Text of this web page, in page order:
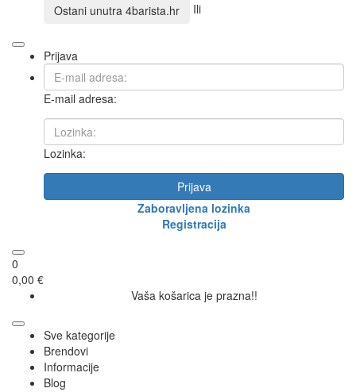
Ostani unutra 4barista.hr Ili
Prijava
E-mail adresa:
Lozinka:
Prijava
Zaboravljena lozinka
Registracija
0
0,00 €
Vaša košarica je prazna!!
Sve kategorije
Brendovi
Informacije
Blog